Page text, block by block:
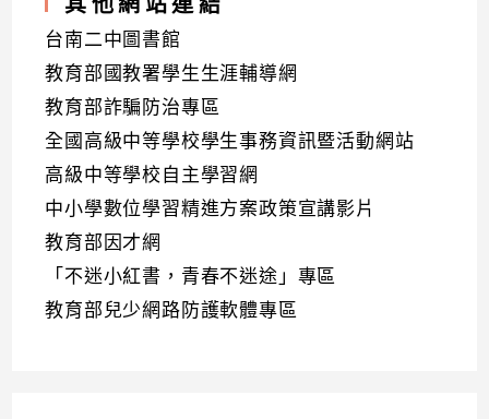
台南二中圖書館
教育部國教署學生生涯輔導網
教育部詐騙防治專區
全國高級中等學校學生事務資訊暨活動網站
高級中等學校自主學習網
中小學數位學習精進方案政策宣講影片
教育部因才網
「不迷小紅書，青春不迷途」專區
教育部兒少網路防護軟體專區